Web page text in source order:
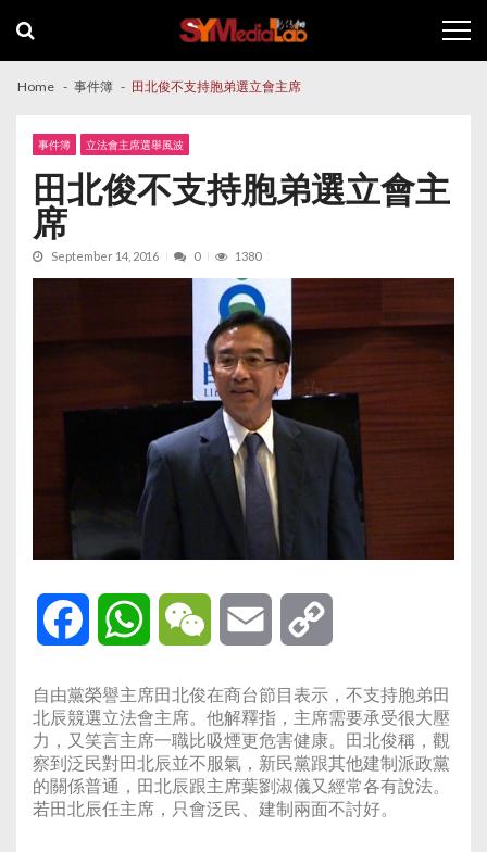
navigation
content
Home 事件簿 田北俊不支持胞弟選立會主席
事件簿 立法會主席選舉風波
田北俊不支持胞弟選立會主
席
September 14, 2016 0 1380
Facebook WhatsAppWeChat Email
自由黨榮譽主席田北俊在商台節目表示，不支持胞弟田
北辰競選立法會主席。他解釋指，主席需要承受很大壓
力，又笑言主席一職比吸煙更危害健康。田北俊稱，觀
察到泛民對田北辰並不服氣，新民黨跟其他建制派政黨
的關係普通，田北辰跟主席葉劉淑儀又經常各有說法。
若田北辰任主席，只會泛民、建制兩面不討好。